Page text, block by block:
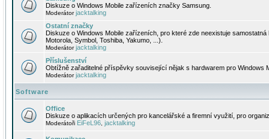
Diskuze o Windows Mobile zařízeních značky Samsung.
Moderátorjacktalking
Ostatní značky
Diskuze o Windows Mobile zařízeních, pro které zde neexistuje
Motorola, Symbol, Toshiba, Yakumo, ...).
Moderátorjacktalking
Příslušenství
Obtížně zařaditelné příspěvky související nějak s hardwarem pro Windows
Moderátorjacktalking
Software
Office
Diskuze o aplikacích určených pro kancelářské a firemní využití, pro
Moderátoři EiFeL96 jacktalking